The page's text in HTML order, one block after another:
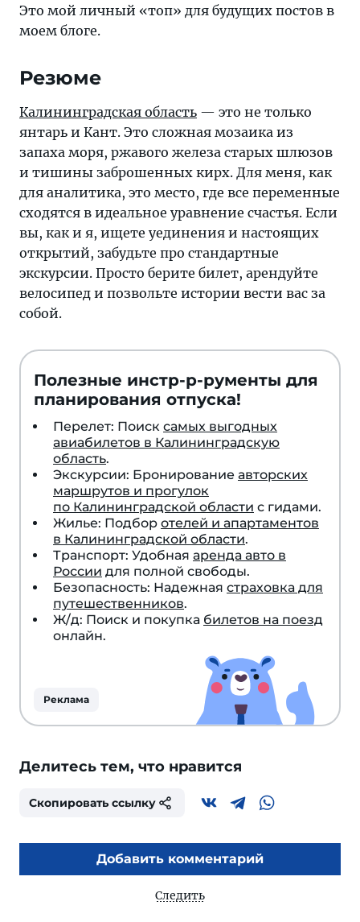
Это мой личный «топ» для будущих постов в
моем блоге.
Резюме
Калининградская область — это не только
янтарь и Кант. Это сложная мозаика из
запаха моря, ржавого железа старых шлюзов
и тишины заброшенных кирх. Для меня, как
для аналитика, это место, где все переменные
сходятся в идеальное уравнение счастья. Если
вы, как и я, ищете уединения и настоящих
открытий, забудьте про стандартные
экскурсии. Просто берите билет, арендуйте
велосипед и позвольте истории вести вас за
собой.
Полезные инстр-р-рументы для
планирования отпуска!
Перелет: Поиск самых выгодных
авиабилетов в Калининградскую
область.
Экскурсии: Бронирование авторских
маршрутов и прогулок
по Калининградской области с гидами.
Жилье: Подбор отелей и апартаментов
в Калининградской области.
Транспорт: Удобная аренда авто в
России для полной свободы.
Безопасность: Надежная страховка для
путешественников.
Ж/д: Поиск и покупка билетов на поезд
онлайн.
Реклама
Делитесь тем, что нравится
Скопировать ссылку
Добавить комментарий
Следить